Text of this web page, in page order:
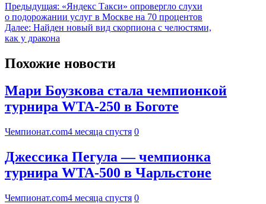
Предыдущая: «Яндекс Такси» опровергло слухи
о подорожании услуг в Москве на 70 процентов
Далее: Найден новый вид скорпиона с челюстями,
как у дракона
Похожие новости
Мари Боузкова стала чемпионкой
турнира WTA-250 в Боготе
Чемпионат.com4 месяца спустя 0
Джессика Пегула — чемпионка
турнира WTA-500 в Чарльстоне
Чемпионат.com4 месяца спустя 0